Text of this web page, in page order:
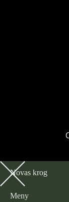
Novas krog
Meny